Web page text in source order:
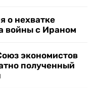
о нехватке
войны с Ираном
экономистов
полученный